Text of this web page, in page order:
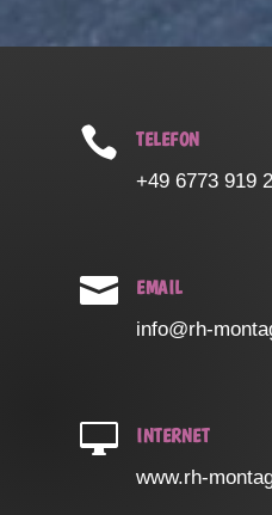

TELEFON
+49 6773 919

EMAIL
info@rh-

INTERNET
www.rh-